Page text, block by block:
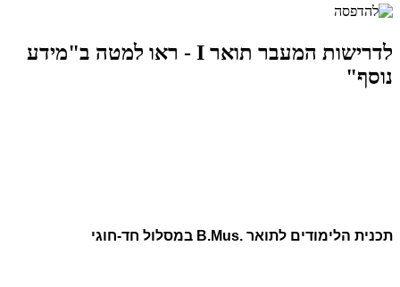
לדרישות המעבר תואר I - ראו למטה ב"מידע
נוסף"
תכנית הלימודים לתואר .B.Mus במסלול חד-חוגי